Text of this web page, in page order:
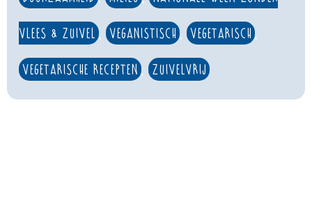
Vlees & Zuivel , veganistisch , vegetarisch
vegetarische recepten , zuivelvrij